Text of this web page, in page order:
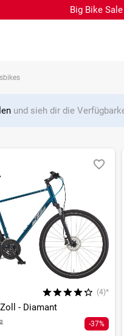
Big Bike
und sieh dir die
(4)*
- Diamant
-37%